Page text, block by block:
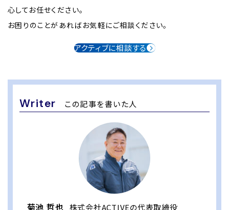
心してお任せください。
お困りのことがあればお気軽にご相談ください。
アクティブに相談する
Writer この記事を書いた人
菊池 哲也 株式会社ACTIVEの代表取締役